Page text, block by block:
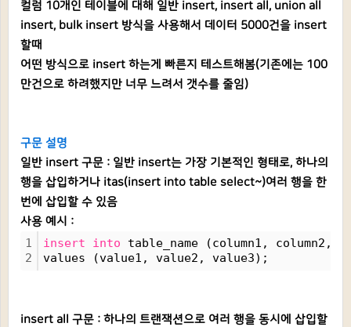
컬럼 10개인 테이블에 대해 일반 insert, insert all, union all
insert, bulk insert 방식을 사용해서 데이터 5000건을 insert
할때
어떤 방식으로 insert 하는게 빠른지 테스트해봄(기존에는 100
만건으로 하려했지만 너무 느려서 갯수를 줄임)
구문 설명
일반 insert 구문 : 일반 insert는 가장 기본적인 형태로, 하나의
행을 삽입하거나 itas(insert into table select~)여러 행을 한
번에 삽입할 수 있음
사용 예시 :
1
2
insert into table_name (column1, column2,
values (value1, value2, value3);
insert all 구문 : 하나의 트랜잭션으로 여러 행을 동시에 삽입할